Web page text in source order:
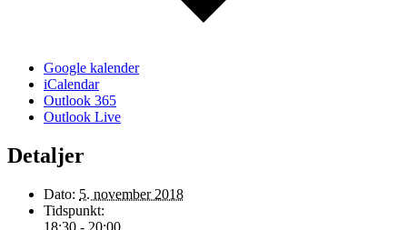
Google kalender
iCalendar
Outlook 365
Outlook Live
Detaljer
Dato: 5. november 2018
Tidspunkt:
18:30 - 20:00